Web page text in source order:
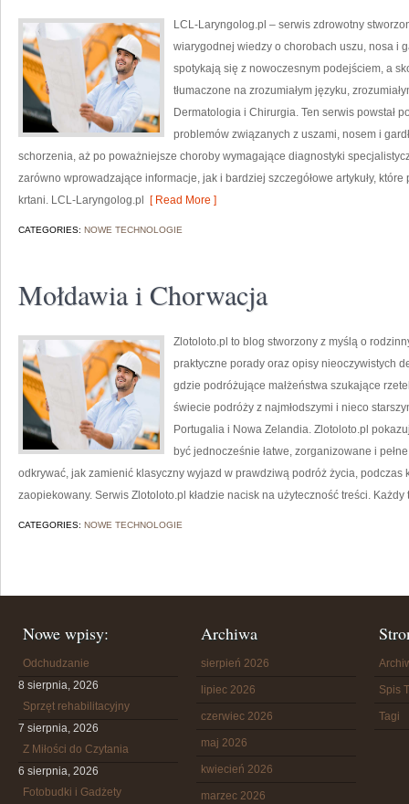
LCL-Laryngolog.pl – serwis zdrowotny
wiarygodnej wiedzy o chorobach uszu, nosa i
spotykają się z nowoczesnym podejściem, a
tłumaczone na zrozumiałym języku,
Dermatologia i Chirurgia. Ten serwis powstał
problemów związanych z uszami, nosem i
schorzenia, aż po poważniejsze choroby wymagające diagnostyki
zarówno wprowadzające informacje, jak i bardziej szczegółowe artykuły,
krtani. LCL-Laryngolog.pl
[ Read More ]
CATEGORIES: NOWE TECHNOLOGIE
Mołdawia i Chorwacja
Zlotoloto.pl to blog stworzony z myślą o
praktyczne porady oraz opisy nieoczywistych
gdzie podróżujące małżeństwa szukające
świecie podróży z najmłodszymi i nieco
Portugalia i Nowa Zelandia. Zlotoloto.pl
być jednocześnie łatwe, zorganizowane i
odkrywać, jak zamienić klasyczny wyjazd w prawdziwą podróż życia, podczas
zaopiekowany. Serwis Zlotoloto.pl kładzie nacisk na użyteczność treści. Każdy
CATEGORIES: NOWE TECHNOLOGIE
Nowe wpisy:
Odchudzanie
8 sierpnia, 2026
Sprzęt rehabilitacyjny
7 sierpnia, 2026
Z Miłości do Czytania
6 sierpnia, 2026
Fotobudki i Gadżety
Archiwa
sierpień 2026
lipiec 2026
czerwiec 2026
maj 2026
kwiecień 2026
marzec 2026
Spis
Tagi